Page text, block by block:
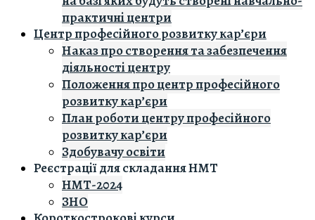
практичні центри
Центр професійного розвитку кар’єри
Наказ про створення та забезпечення
діяльності центру
Положення про центр професійного
розвитку кар’єри
План роботи центру професійного
розвитку кар’єри
Здобувачу освіти
Реєстрації для складання НМТ
НМТ-2024
ЗНО